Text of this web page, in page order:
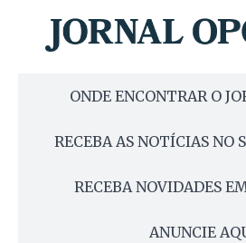
ONDE ENCONTRAR O
RECEBA AS NOTÍCIAS NO
RECEBA NOVIDADES
ANUNCIE